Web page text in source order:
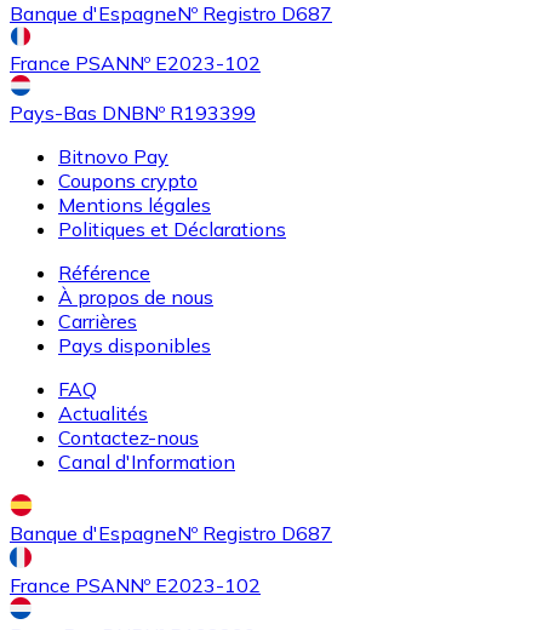
AcheterShiba Inuavec virement bancaire
SHIB
AcheterUniswap
UNI
Acheter
Banque d'EspagneNº Registro D687
France PSANNº E2023-102
Pays-Bas DNBNº R193399
Bitnovo Pay
Coupons crypto
Mentions légales
Politiques et Déclarations
Référence
À propos de nous
Carrières
Pays disponibles
FAQ
Actualités
Contactez-nous
Canal d'Information
Banque d'EspagneNº Registro D687
France PSANNº E2023-102